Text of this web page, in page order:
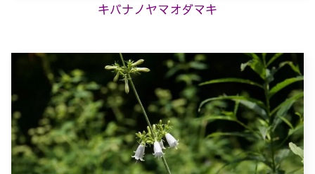
キバナノヤマオダマキ